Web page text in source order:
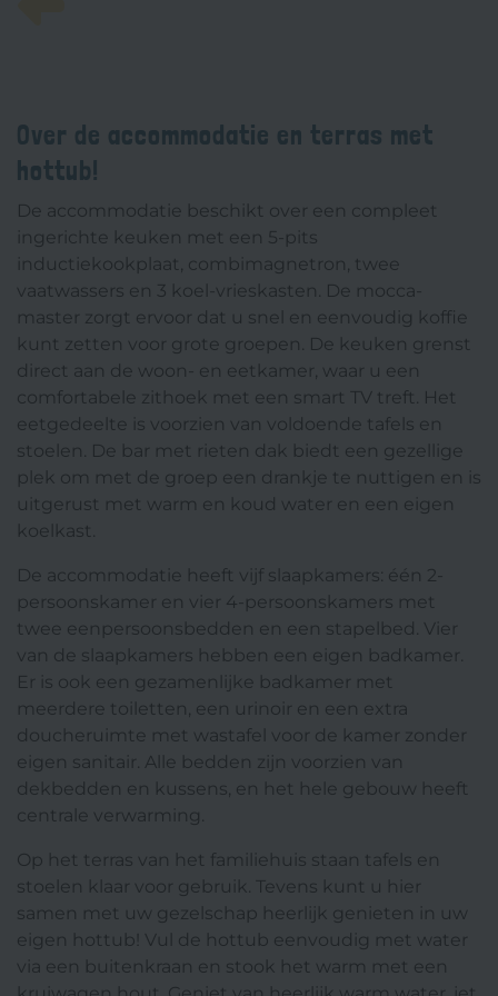
Over de accommodatie en terras met
hottub!
De accommodatie beschikt over een compleet
ingerichte keuken met een 5-pits
inductiekookplaat, combimagnetron, twee
vaatwassers en 3 koel-vrieskasten. De mocca-
master zorgt ervoor dat u snel en eenvoudig koffie
kunt zetten voor grote groepen. De keuken grenst
direct aan de woon- en eetkamer, waar u een
comfortabele zithoek met een smart TV treft. Het
eetgedeelte is voorzien van voldoende tafels en
stoelen. De bar met rieten dak biedt een gezellige
plek om met de groep een drankje te nuttigen en is
uitgerust met warm en koud water en een eigen
koelkast.
De accommodatie heeft vijf slaapkamers: één 2-
persoonskamer en vier 4-persoonskamers met
twee eenpersoonsbedden en een stapelbed. Vier
van de slaapkamers hebben een eigen badkamer.
Er is ook een gezamenlijke badkamer met
meerdere toiletten, een urinoir en een extra
doucheruimte met wastafel voor de kamer zonder
eigen sanitair. Alle bedden zijn voorzien van
dekbedden en kussens, en het hele gebouw heeft
centrale verwarming.
Op het terras van het familiehuis staan tafels en
stoelen klaar voor gebruik. Tevens kunt u hier
samen met uw gezelschap heerlijk genieten in uw
eigen hottub! Vul de hottub eenvoudig met water
via een buitenkraan en stook het warm met een